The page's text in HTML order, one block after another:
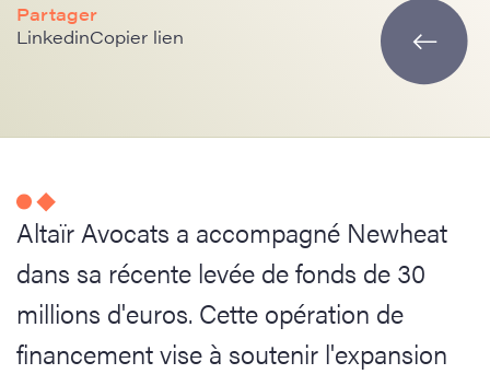
Partager
LinkedinCopier lien
Altaïr Avocats a accompagné Newheat
dans sa récente levée de fonds de 30
millions d'euros. Cette opération de
financement vise à soutenir l'expansion